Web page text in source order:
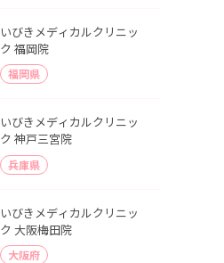
いびきメディカルクリニッ
ク 福岡院
福岡県
いびきメディカルクリニッ
ク 神戸三宮院
兵庫県
いびきメディカルクリニッ
ク 大阪梅田院
大阪府